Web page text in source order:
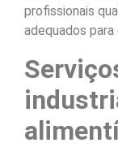
profissionais
adequados